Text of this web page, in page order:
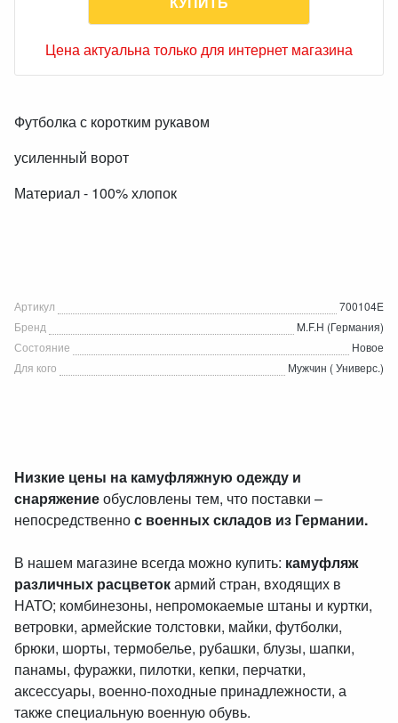
Цена актуальна только для интернет магазина
Футболка с коротким рукавом
усиленный ворот
Материал - 100% хлопок
Артикул
700104E
Бренд
M.F.H (Германия)
Состояние
Новое
Для кого
Мужчин ( Универс.)
Низкие цены на камуфляжную одежду и
снаряжениеобусловлены тем, что поставки –
непосредственнос военных складов из Германии.
В нашем магазине всегда можно купить: камуфляж
различных расцветокармий стран, входящих в
НАТО; комбинезоны, непромокаемые штаны и куртки,
ветровки, армейские толстовки, майки, футболки,
брюки, шорты, термобелье, рубашки, блузы, шапки,
панамы, фуражки, пилотки, кепки, перчатки,
аксессуары, военно-походные принадлежности, а
также специальную военную обувь.